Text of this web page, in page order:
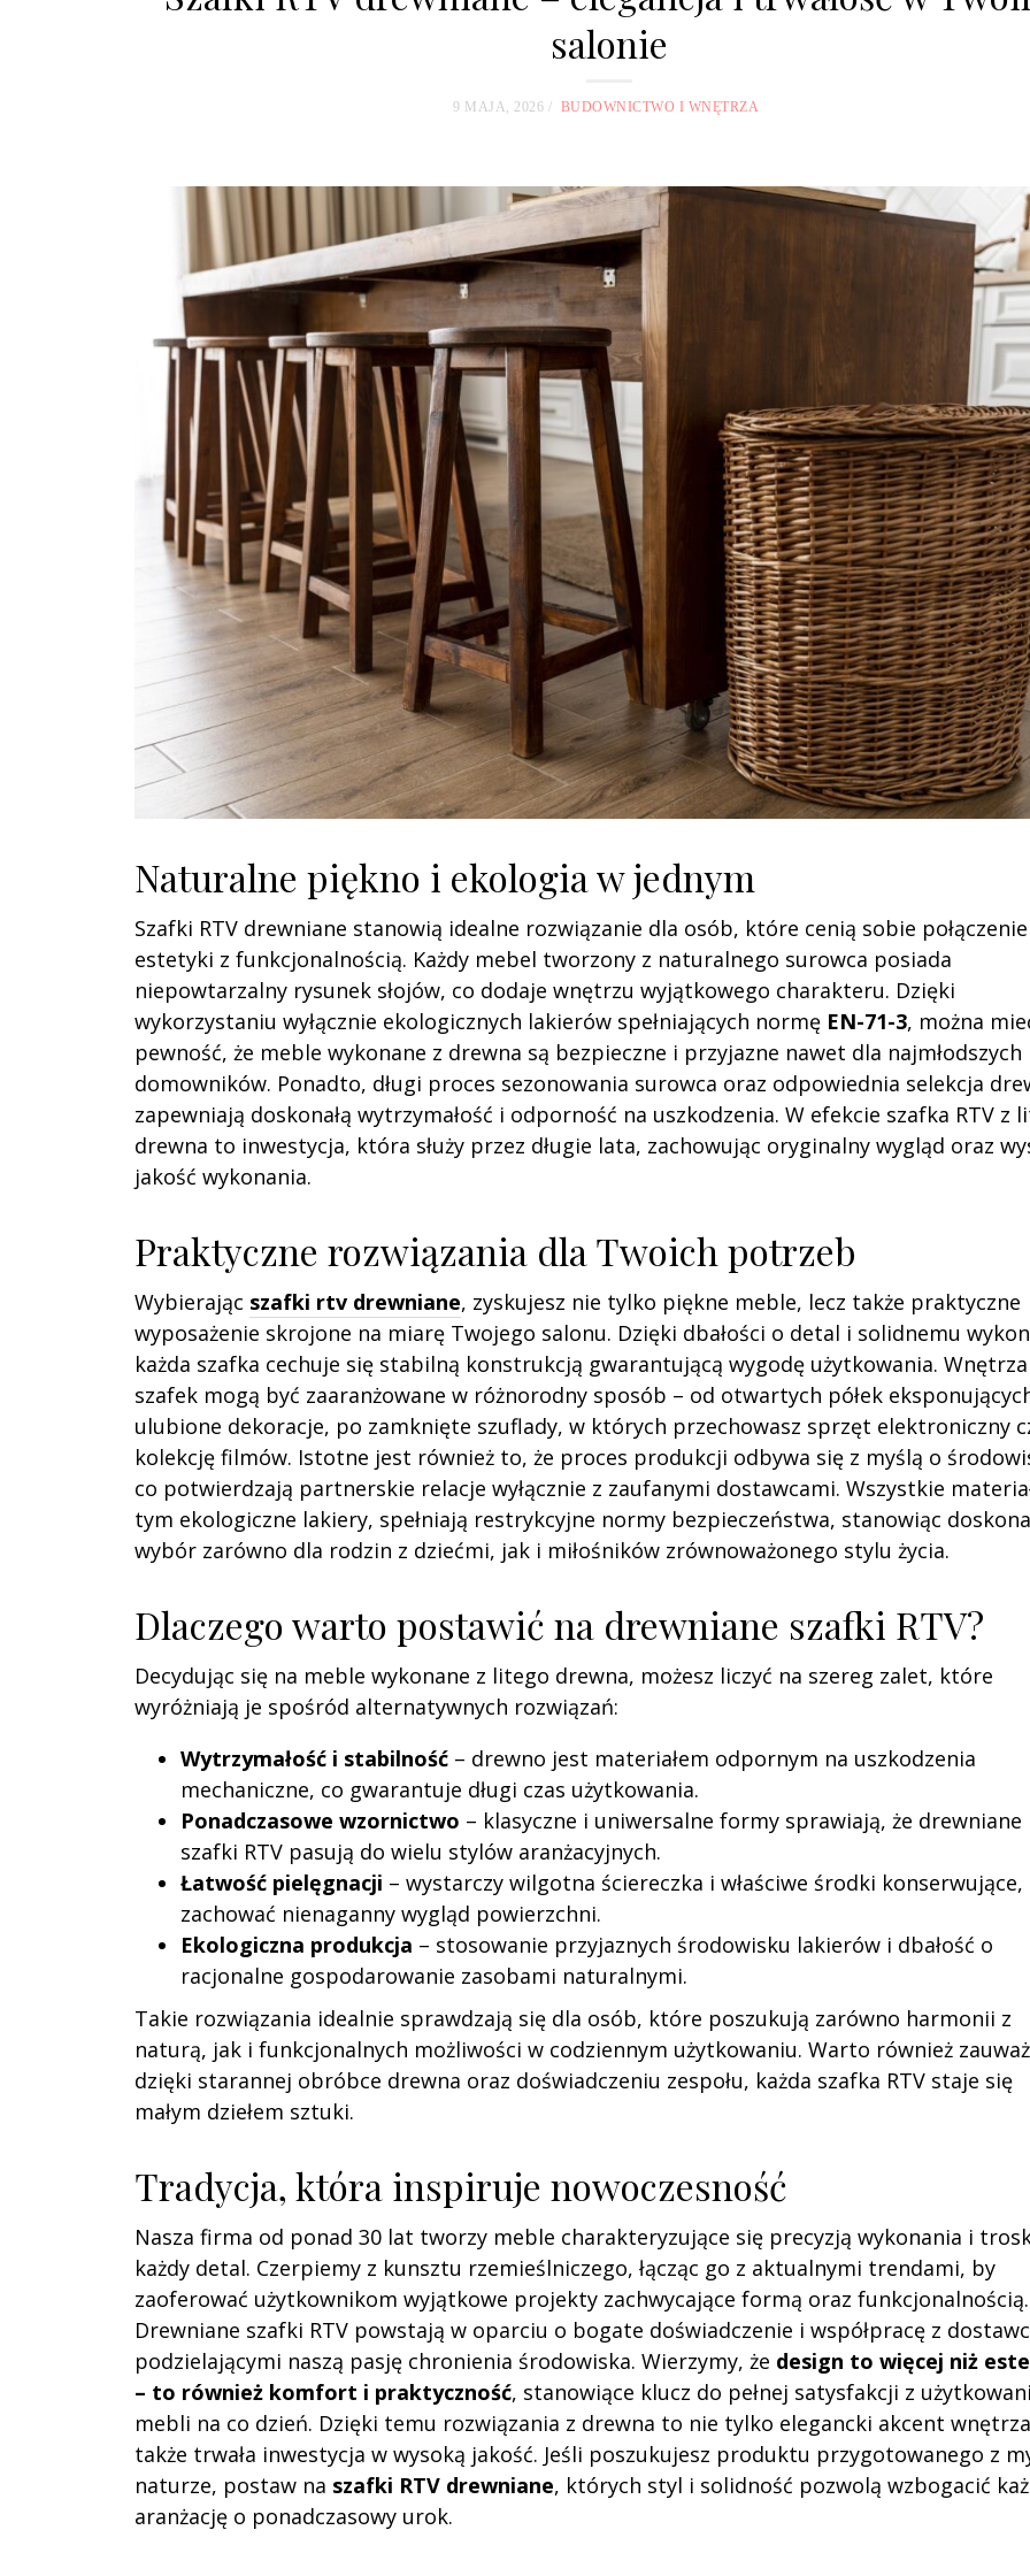
salonie
9 MAJA, 2026 BUDOWNICTWO I WNĘTRZA
Naturalne piękno i ekologia w jednym
Szafki RTV drewniane stanowią idealne rozwiązanie dla osób, które cenią sobie połączenie
estetyki z funkcjonalnością. Każdy mebel tworzony z naturalnego surowca posiada
niepowtarzalny rysunek słojów, co dodaje wnętrzu wyjątkowego charakteru. Dzięki
wykorzystaniu wyłącznie ekologicznych lakierów spełniających normę EN-71-3, można
pewność, że meble wykonane z drewna są bezpieczne i przyjazne nawet dla najmłodszych
domowników. Ponadto, długi proces sezonowania surowca oraz odpowiednia selekcja
zapewniają doskonałą wytrzymałość i odporność na uszkodzenia. W efekcie szafka RTV z
drewna to inwestycja, która służy przez długie lata, zachowując oryginalny wygląd oraz
jakość wykonania.
Praktyczne rozwiązania dla Twoich potrzeb
Wybierając szafki rtv drewniane, zyskujesz nie tylko piękne meble, lecz także praktyczne
wyposażenie skrojone na miarę Twojego salonu. Dzięki dbałości o detal i solidnemu
każda szafka cechuje się stabilną konstrukcją gwarantującą wygodę użytkowania. Wnętrza
szafek mogą być zaaranżowane w różnorodny sposób – od otwartych półek
ulubione dekoracje, po zamknięte szuflady, w których przechowasz sprzęt elektroniczny
kolekcję filmów. Istotne jest również to, że proces produkcji odbywa się z myślą o
co potwierdzają partnerskie relacje wyłącznie z zaufanymi dostawcami. Wszystkie
tym ekologiczne lakiery, spełniają restrykcyjne normy bezpieczeństwa, stanowiąc
wybór zarówno dla rodzin z dziećmi, jak i miłośników zrównoważonego stylu życia.
Dlaczego warto postawić na drewniane szafki RTV?
Decydując się na meble wykonane z litego drewna, możesz liczyć na szereg zalet, które
wyróżniają je spośród alternatywnych rozwiązań:
Wytrzymałość i stabilność – drewno jest materiałem odpornym na uszkodzenia
mechaniczne, co gwarantuje długi czas użytkowania.
Ponadczasowe wzornictwo – klasyczne i uniwersalne formy sprawiają, że drewniane
szafki RTV pasują do wielu stylów aranżacyjnych.
Łatwość pielęgnacji – wystarczy wilgotna ściereczka i właściwe środki konserwujące,
zachować nienaganny wygląd powierzchni.
Ekologiczna produkcja – stosowanie przyjaznych środowisku lakierów i dbałość o
racjonalne gospodarowanie zasobami naturalnymi.
Takie rozwiązania idealnie sprawdzają się dla osób, które poszukują zarówno harmonii z
naturą, jak i funkcjonalnych możliwości w codziennym użytkowaniu. Warto również
dzięki starannej obróbce drewna oraz doświadczeniu zespołu, każda szafka RTV staje się
małym dziełem sztuki.
Tradycja, która inspiruje nowoczesność
Nasza firma od ponad 30 lat tworzy meble charakteryzujące się precyzją wykonania i
każdy detal. Czerpiemy z kunsztu rzemieślniczego, łącząc go z aktualnymi trendami, by
zaoferować użytkownikom wyjątkowe projekty zachwycające formą oraz funkcjonalnością.
Drewniane szafki RTV powstają w oparciu o bogate doświadczenie i współpracę z
podzielającymi naszą pasję chronienia środowiska. Wierzymy, że design to więcej niż
– to również komfort i praktyczność, stanowiące klucz do pełnej satysfakcji z
mebli na co dzień. Dzięki temu rozwiązania z drewna to nie tylko elegancki akcent
także trwała inwestycja w wysoką jakość. Jeśli poszukujesz produktu przygotowanego z
naturze, postaw na szafki RTV drewniane, których styl i solidność pozwolą wzbogacić
aranżację o ponadczasowy urok.